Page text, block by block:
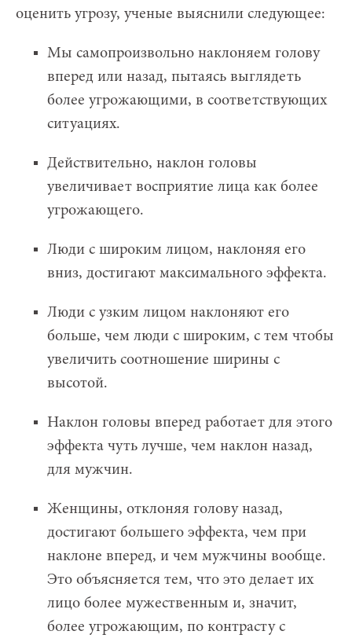
оценить угрозу, ученые выяснили следующее:
Мы самопроизвольно наклоняем голову
вперед или назад, пытаясь выглядеть
более угрожающими, в соответствующих
ситуациях.
Действительно, наклон головы
увеличивает восприятие лица как более
угрожающего.
Люди с широким лицом, наклоняя его
вниз, достигают максимального эффекта.
Люди с узким лицом наклоняют его
больше, чем люди с широким, с тем чтобы
увеличить соотношение ширины с
высотой.
Наклон головы вперед работает для этого
эффекта чуть лучше, чем наклон назад,
для мужчин.
Женщины, отклоняя голову назад,
достигают большего эффекта, чем при
наклоне вперед, и чем мужчины вообще.
Это объясняется тем, что это делает их
лицо более мужественным и, значит,
более угрожающим, по контрасту с